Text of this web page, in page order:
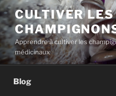
Aller
au
contenu
principal
CULTIVER LES
Apprendre à cultiver les
médicinaux
Blog